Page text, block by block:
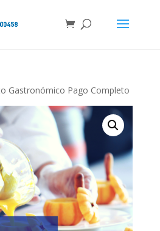
Gastronómico Pago Completo